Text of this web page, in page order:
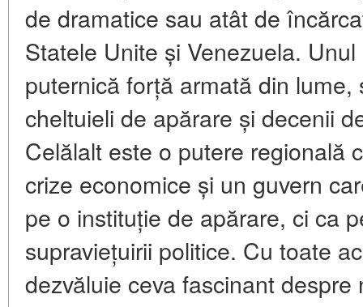
de dramatice sau atât de
Statele Unite și Venezuela.
puternică forță armată din
cheltuieli de apărare și decenii
Celălalt este o putere regională
crize economice și un guvern
pe o instituție de apărare, ci ca
supraviețuirii politice. Cu toate
dezvăluie ceva fascinant